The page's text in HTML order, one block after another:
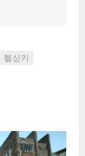
헬싱키